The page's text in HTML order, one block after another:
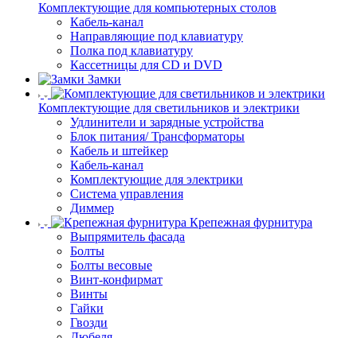
Комплектующие для компьютерных столов
Кабель-канал
Направляющие под клавиатуру
Полка под клавиатуру
Кассетницы для CD и DVD
Замки
Комплектующие для светильников и электрики
Удлинители и зарядные устройства
Блок питания/ Трансформаторы
Кабель и штейкер
Кабель-канал
Комплектующие для электрики
Система управления
Диммер
Крепежная фурнитура
Выпрямитель фасада
Болты
Болты весовые
Винт-конфирмат
Винты
Гайки
Гвозди